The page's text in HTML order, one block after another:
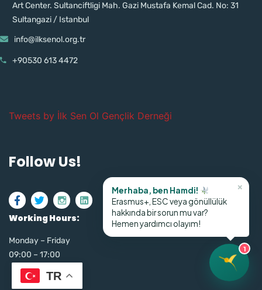
×
Merhaba, ben Hamdi!
Erasmus+, ESC veya gönüllülük
hakkında bir sorun mu var?
Hemen yardımcı olayım!
1
Art Center. Sultanciftligi Mah. Gazi Mustafa Kemal Cad. No: 31
Sultangazi / Istanbul
info@ilksenol.org.tr
+90530 613 4472
Tweets by İlk Sen Ol Gençlik Derneği
Follow Us!
Working Hours:
Monday – Friday
09:00 – 17:00
TR